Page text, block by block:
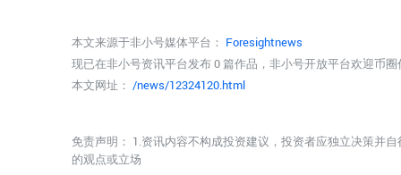
本文来源于非小号媒体平台： Foresightnews
现已在非小号资讯平台发布 0 篇作品，非小号开放平台欢迎币
本文网址： /news/12324120.html
免责声明： 1.资讯内容不构成投资建议，投资者应独立决策并
的观点或立场